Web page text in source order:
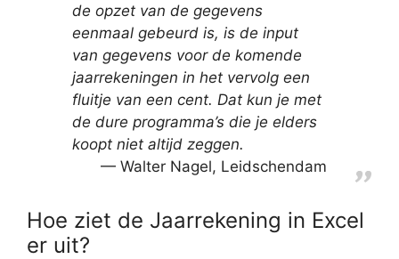
de opzet van de gegevens
eenmaal gebeurd is, is de input
van gegevens voor de komende
jaarrekeningen in het vervolg een
fluitje van een cent. Dat kun je met
de dure programma’s die je elders
koopt niet altijd zeggen.
Walter Nagel, Leidschendam
Hoe ziet de Jaarrekening in Excel
er uit?